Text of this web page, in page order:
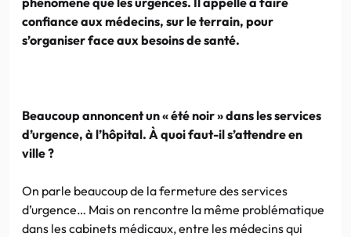
confiance aux médecins, sur le terrain, pour
s’organiser face aux besoins de santé.
Beaucoup annoncent un « été noir » dans les services
d’urgence, à l’hôpital. À quoi faut-il s’attendre en
ville ?
On parle beaucoup de la fermeture des services
d’urgence… Mais on rencontre la même problématique
dans les cabinets médicaux, entre les médecins qui